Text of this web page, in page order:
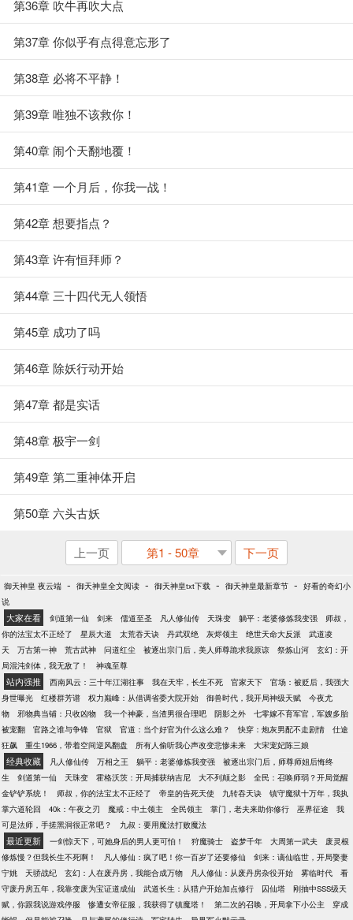
第36章 吹牛再吹大点
第37章 你似乎有点得意忘形了
第38章 必将不平静！
第39章 唯独不该救你！
第40章 闹个天翻地覆！
第41章 一个月后，你我一战！
第42章 想要指点？
第43章 许有恒拜师？
第44章 三十四代无人领悟
第45章 成功了吗
第46章 除妖行动开始
第47章 都是实话
第48章 极宇一剑
第49章 第二重神体开启
第50章 六头古妖
上一页 第1 - 50章 下一页
御天神皇 夜云端 - 御天神皇全文阅读 - 御天神皇txt下载 - 御天神皇最新章节 - 好看的奇幻小
说
大家在看 剑道第一仙 剑来 儒道至圣 凡人修仙传 天珠变 躺平：老婆修炼我变强
师叔，
你的法宝太不正经了
星辰大道 太荒吞天诀 丹武双绝 灰烬领主 绝世天命大反派
武道凌
天
万古第一神 荒古武神 问道红尘 被逐出宗门后，美人师尊跪求我原谅 祭炼山河
玄幻：开
局混沌剑体，我无敌了！
神魂至尊
站内强推 西南风云：三十年江湖往事 我在天牢，长生不死 官家天下
官场：被贬后，我强大
身世曝光
红楼群芳谱 权力巅峰：从借调省委大院开始 御兽时代，我开局神级天赋
今夜尤
物
邪物典当铺：只收凶物 我一个神豪，当渣男很合理吧 阴影之外
七零嫁不育军官，军嫂多胎
被宠翻
官路之谁与争锋 官狱 官道：当个好官为什么这么难？ 快穿：炮灰男配不走剧情
仕途
狂飙
重生1966，带着空间逆风翻盘 所有人偷听我心声改变悲惨未来 大宋宠妃陈三娘
经典收藏 凡人修仙传 万相之王 躺平：老婆修炼我变强
被逐出宗门后，师尊师姐后悔终
生
剑道第一仙 天珠变 霍格沃茨：开局捕获纳吉尼 大不列颠之影
全民：召唤师弱？开局觉醒
金铲铲系统！
师叔，你的法宝太不正经了 帝皇的告死天使 九转吞天诀
镇守魔狱十万年，我执
掌六道轮回
40k：午夜之刃 魔戒：中土领主 全民领主 掌门，老夫来助你修行 巫界征途
我
可是法师，手搓黑洞很正常吧？
九叔：要用魔法打败魔法
最近更新 一剑惊天下，可她身后的男人更可怕！ 狩魔骑士 盗梦千年 大周第一武夫
废灵根
修炼慢？但我长生不死啊！
凡人修仙：疯了吧！你一百岁了还要修仙
剑来：谪仙临世，开局娶妻
宁姚
天骄战纪 玄幻：人在废丹房，我能合成万物 凡人修仙：从废丹房杂役开始 雾临时代
看
守废丹房五年，我靠变废为宝证道成仙
武道长生：从猎户开始加点修行 囚仙塔
刚抽中SSS级天
赋，你跟我说游戏停服
惨遭女帝征服，我获得了镇魔塔！ 第二次的召唤，开局拿下小公主
穿成